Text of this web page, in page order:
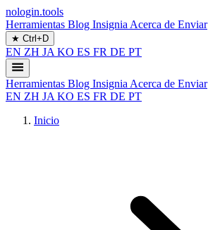
nologin.tools
Herramientas Blog Insignia Acerca de Enviar
★ Ctrl+D
EN ZH JA KO ES FR DE PT
Herramientas Blog Insignia Acerca de Enviar
EN ZH JA KO ES FR DE PT
Inicio